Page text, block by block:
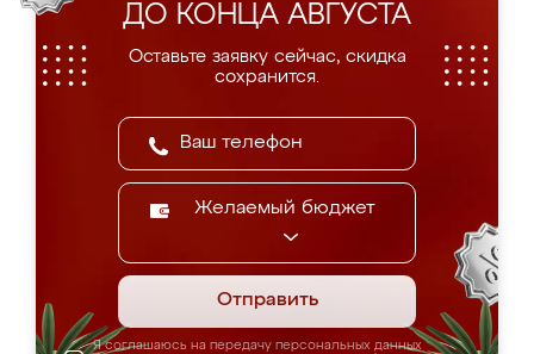
ДО КОНЦА АВГУСТА
Оставьте заявку сейчас, скидка
сохранится.
Желаемый бюджет
Отправить
Я соглашаюсь на передачу персональных данных